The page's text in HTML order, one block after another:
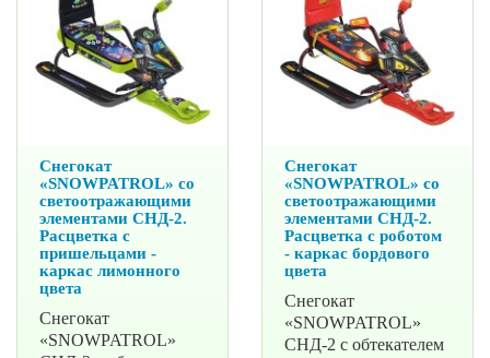
Снегокат
«SNOWPATROL» со
светоотражающими
элементами СНД-2.
Расцветка с
пришельцами -
каркас лимонного
цвета
Снегокат
«SNOWPATROL»
Снегокат
«SNOWPATROL» со
светоотражающими
элементами СНД-2.
Расцветка с роботом
- каркас бордового
цвета
Снегокат
«SNOWPATROL»
СНД-2 с обтекателем